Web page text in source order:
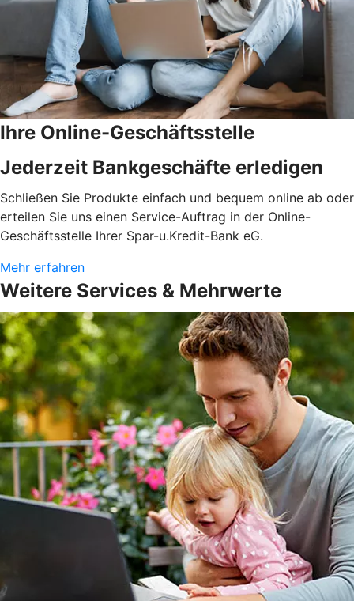
Ihre Online-Geschäftsstelle
Jederzeit Bankgeschäfte erledigen
Schließen Sie Produkte einfach und bequem online ab oder
erteilen Sie uns einen Service-Auftrag in der Online-
Geschäftsstelle Ihrer Spar-u.Kredit-Bank eG.
Mehr erfahren
Weitere Services & Mehrwerte